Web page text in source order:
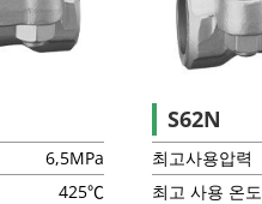
6,5MPa
425℃
S62N
최고사용압력
최고 사용 온도